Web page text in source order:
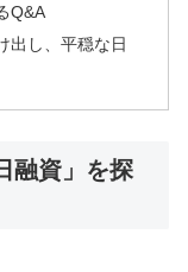
Q&A
出し、平穏な日
融資」を探